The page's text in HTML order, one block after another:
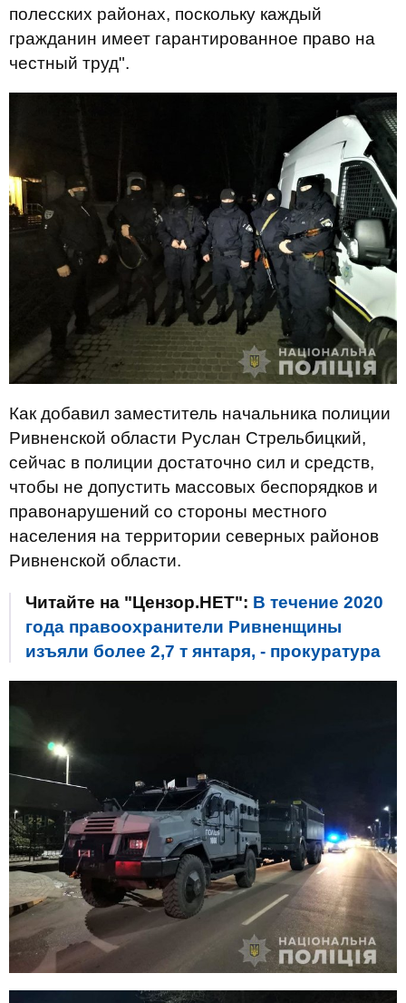
полесских районах, поскольку каждый
гражданин имеет гарантированное право на
честный труд".
Как добавил заместитель начальника полиции
Ривненской области Руслан Стрельбицкий,
сейчас в полиции достаточно сил и средств,
чтобы не допустить массовых беспорядков и
правонарушений со стороны местного
населения на территории северных районов
Ривненской области.
Читайте на "Цензор.НЕТ": В течение 2020
года правоохранители Ривненщины
изъяли более 2,7 т янтаря, - прокуратура